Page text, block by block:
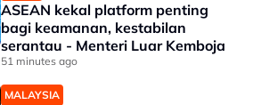
ASEAN kekal platform penting
bagi keamanan, kestabilan
serantau - Menteri Luar Kemboja
51 minutes ago
MALAYSIA